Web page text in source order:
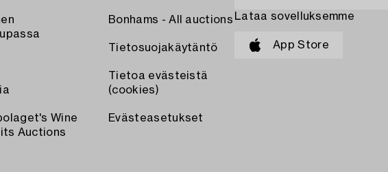
Wine
Auctions
Bonhams - All auctions
Tietosuojakäytäntö
Tietoa evästeistä
(cookies)
Evästeasetukset
Lataa sovelluksemme
App Store